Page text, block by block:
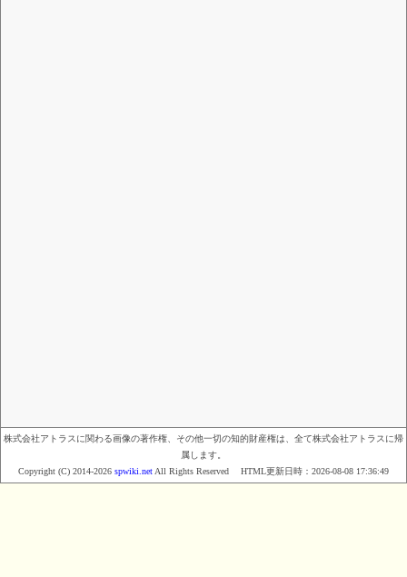
株式会社アトラスに関わる画像の著作権、その他一切の知的財産権は、全て株式会社アトラスに帰
属します。
Copyright (C) 2014-2026 spwiki.net All Rights Reserved HTML更新日時： 2026-08-08 17:36:49